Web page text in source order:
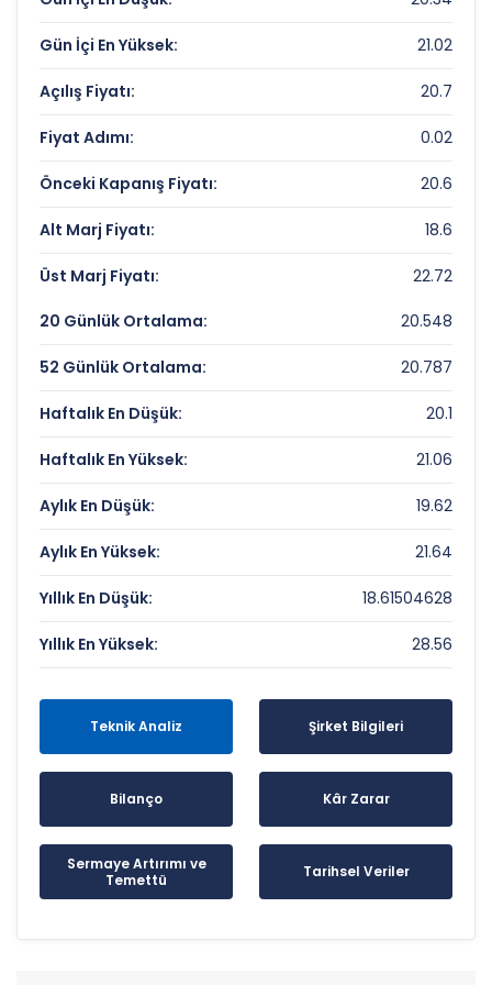
Piyasa Değeri/Defter Değeri (PD/DD):
1.32
OYAK CIMENTO Rekorlar ve Önemli
Seviyeler
Bugün Gördüğü En Yüksek Fiyat:
21.02 TL
Son 1 Yılın Zirvesi:
28.56 TL
Son 1 Yılın Dibi:
18.61504628 TL
Gün İçi En Yüksek: 21.02
Açılış Fiyatı: 20.7
Fiyat Adımı: 0.02
Önceki Kapanış Fiyatı: 20.6
Alt Marj Fiyatı: 18.6
Üst Marj Fiyatı: 22.72
20 Günlük Ortalama: 20.548
52 Günlük Ortalama: 20.787
Haftalık En Düşük: 20.1
Haftalık En Yüksek: 21.06
Aylık En Düşük: 19.62
Aylık En Yüksek: 21.64
Yıllık En Düşük: 18.61504628
Yıllık En Yüksek: 28.56
Teknik Analiz Şirket Bilgileri
Bilanço Kâr Zarar
Sermaye Artırımı ve
Temettü
Tarihsel Veriler